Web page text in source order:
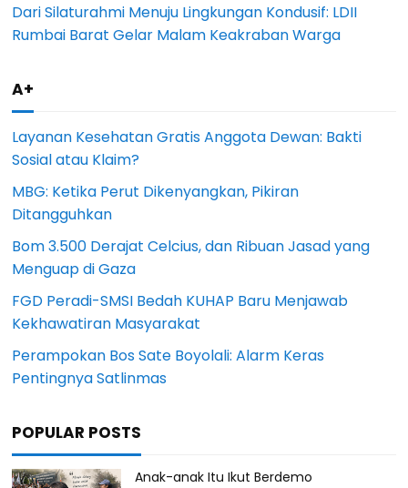
Dari Silaturahmi Menuju Lingkungan Kondusif: LDII
Rumbai Barat Gelar Malam Keakraban Warga
A+
Layanan Kesehatan Gratis Anggota Dewan: Bakti
Sosial atau Klaim?
MBG: Ketika Perut Dikenyangkan, Pikiran
Ditangguhkan
Bom 3.500 Derajat Celcius, dan Ribuan Jasad yang
Menguap di Gaza
FGD Peradi-SMSI Bedah KUHAP Baru Menjawab
Kekhawatiran Masyarakat
Perampokan Bos Sate Boyolali: Alarm Keras
Pentingnya Satlinmas
POPULAR POSTS
Anak-anak Itu Ikut Berdemo